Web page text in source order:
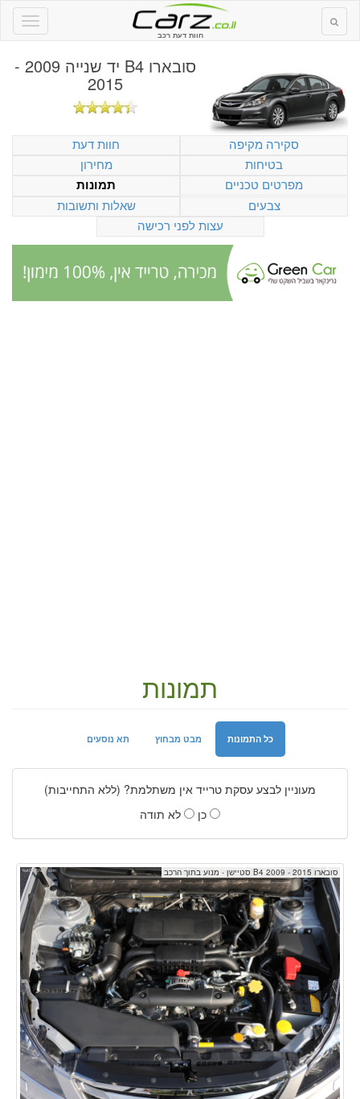
חוות דעת רכב
סובארו B4 יד שנייה 2009 -
2015
סקירה מקיפה
חוות דעת
בטיחות
מחירון
מפרטים טכניים
תמונות
צבעים
שאלות ותשובות
עצות לפני רכישה
תמונות
תא נוסעים מבט מבחוץ כל התמונות
מעוניין לבצע עסקת טרייד אין משתלמת? (ללא התחייבות)
כן
לא תודה
סובארו B4 2009 - 2015 סטיישן - מנוע בתוך הרכב